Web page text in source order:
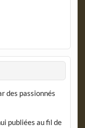
des passionnés
publiées au fil de